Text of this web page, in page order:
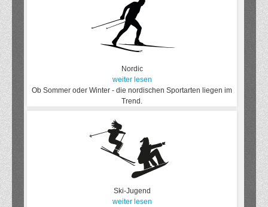
Nordic
weiter lesen
Ob Sommer oder Winter - die nordischen Sportarten liegen im
Trend.
Ski-Jugend
weiter lesen